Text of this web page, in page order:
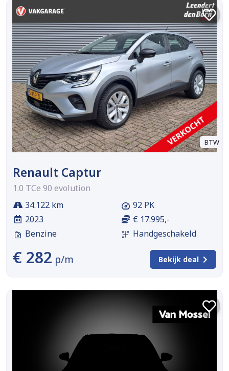
BTW
Renault Captur
1.0 TCe 90 evolution
34.122 km
2023
Benzine
92 PK
€ 17.995,-
Handgeschakeld
€ 282 p/m Bekijk deal